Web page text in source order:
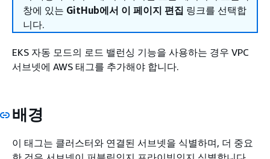
창에 있는 GitHub에서 이 페이지 편집 링크를 선택합
니다.
EKS 자동 모드의 로드 밸런싱 기능을 사용하는 경우 VPC
서브넷에 AWS 태그를 추가해야 합니다.
배경
이 태그는 클러스터와 연결된 서브넷을 식별하며, 더 중요